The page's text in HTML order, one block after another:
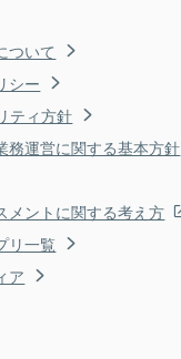
ついて
シー
ティ方針
務運営に関する基本方針
メントに関する考え方
リ一覧
ア